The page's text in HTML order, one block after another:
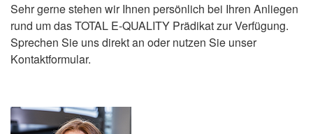
Sehr gerne stehen wir Ihnen persönlich bei Ihren Anliegen
rund um das TOTAL E-QUALITY Prädikat zur Verfügung.
Sprechen Sie uns direkt an oder nutzen Sie unser
Kontaktformular.